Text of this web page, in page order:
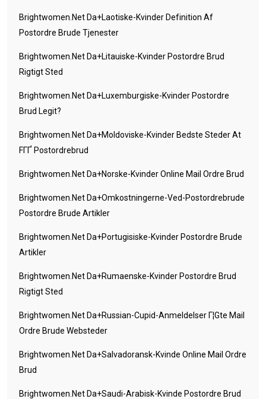
Brightwomen.net Da+laotiske-Kvinder Definition Af
Postordre Brude Tjenester
Brightwomen.net Da+litauiske-Kvinder Postordre Brud
Rigtigt Sted
Brightwomen.net Da+luxemburgiske-Kvinder Postordre
Brud Legit?
Brightwomen.net Da+moldoviske-Kvinder Bedste Steder At
FГҐ Postordrebrud
Brightwomen.net Da+norske-Kvinder Online Mail Ordre Brud
Brightwomen.net Da+omkostningerne-Ved-Postordrebrude
Postordre Brude Artikler
Brightwomen.net Da+portugisiske-Kvinder Postordre Brude
Artikler
Brightwomen.net Da+rumaenske-Kvinder Postordre Brud
Rigtigt Sted
Brightwomen.net Da+russian-Cupid-Anmeldelser Г¦gte Mail
Ordre Brude Websteder
Brightwomen.net Da+salvadoransk-Kvinde Online Mail Ordre
Brud
Brightwomen.net Da+saudi-Arabisk-Kvinde Postordre Brud